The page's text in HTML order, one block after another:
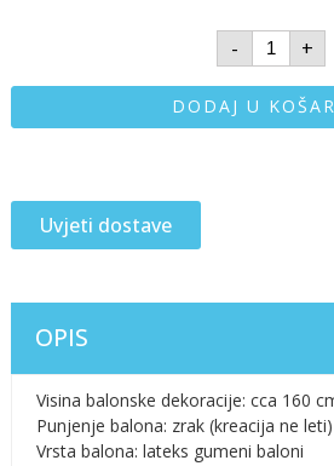
- +
DODAJ U
Uvjeti dostave
OPIS
Visina balonske dekoracije: cca 160
Punjenje balona: zrak (kreacija ne leti)
Vrsta balona: lateks gumeni baloni